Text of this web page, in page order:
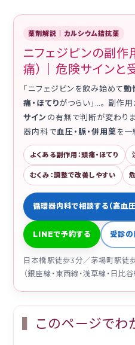
薬剤解説｜カルシウム拮抗薬
ニフェジピンの副作
痛）｜危険サインと
「ニフェジピンを飲み始めて動
痛・ほてりがつらい」…。 副作
サイン の有無で判断が変わり
器内科で血圧・脈・併用薬を一
よくある副作用：頭痛・ほてり
むくみ：調整で改善しやすい
循環器内科で相談する（高血圧
LINEで予約する 受診の
日本橋駅徒歩3分／茅場町駅徒
（銀座線・東西線・浅草線・日比谷
このページでわ